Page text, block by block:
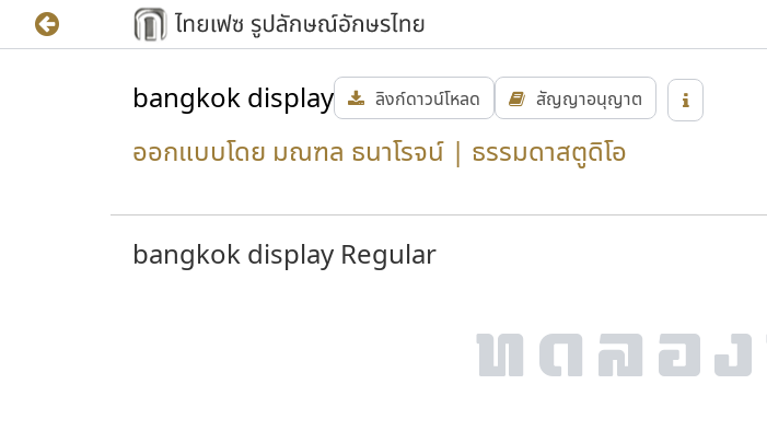
bangkok display ลิงก์ดาวน์โหลด สัญญาอนุญาต
ออกแบบโดย มณฑล ธนาโรจน์ | ธรรมดาสตูดิโอ
bangkok display Regular